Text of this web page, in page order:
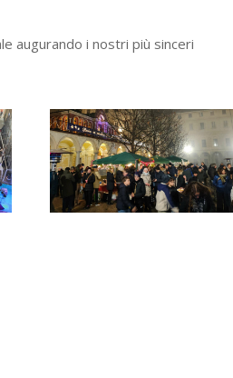
augurando i nostri più sinceri